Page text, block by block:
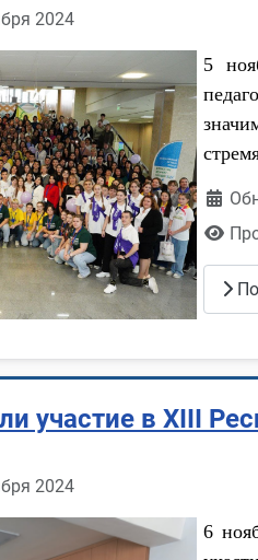
2024
5
участие в XIII
2024
6